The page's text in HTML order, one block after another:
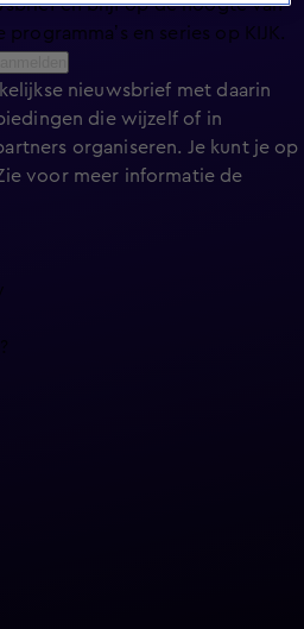
en blijf op de hoogte van
en series op KIJK.
nieuwsbrief met daarin
die wijzelf of in
organiseren. Je kunt je op
voor meer informatie de